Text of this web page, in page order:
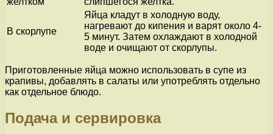
В скорлупе
Яйца кладут в холодную воду,
нагревают до кипения и варят около 4-
5 минут. Затем охлаждают в холодной
воде и очищают от скорлупы.
Приготовленные яйца можно использовать в супе из
крапивы, добавлять в салаты или употреблять отдельно
как отдельное блюдо.
Подача и сервировка